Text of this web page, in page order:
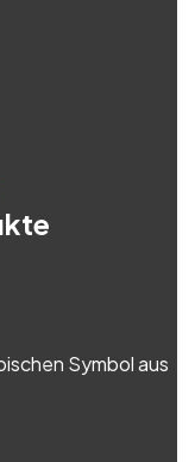
Symbol aus